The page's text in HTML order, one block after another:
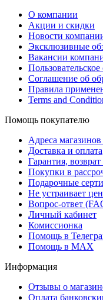
О компании
Акции и скидки
Новости
Эксклюзивные
Вакансии
Соглашение об
Правила
Terms and
Помощь покупателю
Адреса
Доставка и оплата
Гарантия,
Покупки в
Подарочные
Не устраивает
Вопрос-ответ
Личный кабинет
Комиссионка
Помощь в
Помощь в MAX
Информация
Отзывы о
Оплата